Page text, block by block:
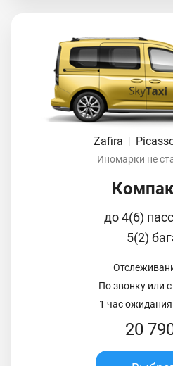
Zafira |
Иномарки не
до 4(6)
5(2)
По звонку или
1 час
20